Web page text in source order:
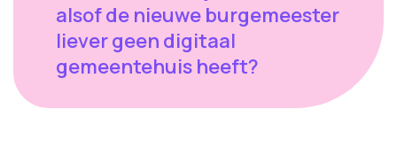
alsof de nieuwe burgemeester
liever geen digitaal
gemeentehuis heeft?